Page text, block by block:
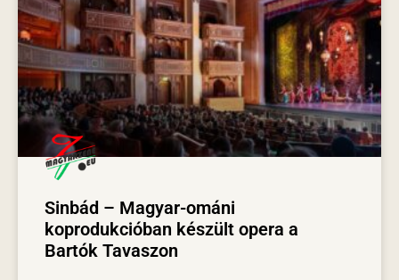
Sinbád – Magyar-ománi
koprodukcióban készült opera a
Bartók Tavaszon